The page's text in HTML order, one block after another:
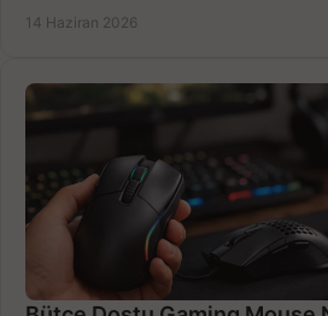
14 Haziran 2026